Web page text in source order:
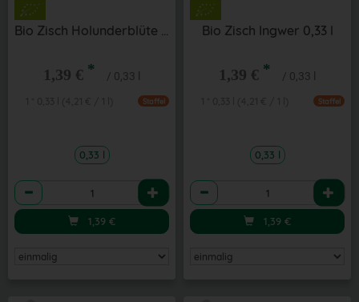
Bio Zisch Holunderblüte 0,33 l
1,39 € * / 0,33 l
Staffel
0,33 l
Anzahl
1,39 €
Bio Zisch Ingwer 0,33 l
1,39 € * / 0,33 l
Staffel
0,33 l
Anzahl
1,39 €